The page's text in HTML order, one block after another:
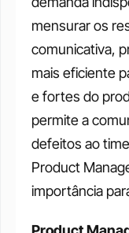
mensurar os
comunicativa,
mais eficiente
e fortes do
permite a
defeitos ao
Product
importância